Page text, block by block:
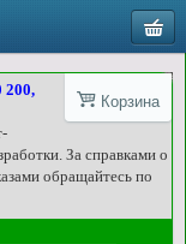
Корзина
200,
За справками о
обращайтесь по